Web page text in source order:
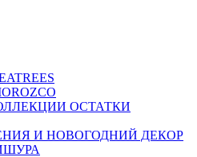
ОСТАТКИ
И НОВОГОДНИЙ ДЕКОР